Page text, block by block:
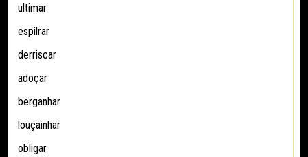
ultimar
espilrar
derriscar
adoçar
berganhar
louçainhar
obligar